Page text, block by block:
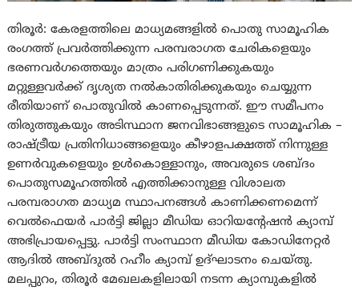
തിരൂർ: കേരളത്തിലെ മാധ്യമങ്ങളിൽ പൊതു സാമൂഹിക
രംഗത്ത് പ്രവർത്തിക്കുന്ന പരമ്പരാഗത ചേരികളെയും
ഭരണവർഗത്തെയും മാത്രം പരിഗണിക്കുകയും
മറ്റുള്ളവർക്ക് ദൃശ്യത നൽകാതിരിക്കുകയും ചെയ്യുന്ന
രീതിയാണ് പൊതുവിൽ കാണപ്പെടുന്നത്. ഈ സമീപനം
തിരുത്തുകയും അടിസ്ഥാന ജനവിഭാങ്ങളുടെ സാമൂഹിക –
രാഷ്ട്രീയ പ്രതിനിധാങ്ങളെയും കീഴാളപക്ഷത്ത് നിന്നുള്ള
ഉണർവുകളെയും ഉൾകൊള്ളാനും, അവരുടെ ശബ്ദം
പൊതുസമൂഹത്തിൽ എത്തിക്കാനുള്ള വിശാലത
പരമ്പരാഗത മാധ്യമ സ്ഥാപനങ്ങൾ കാണിക്കണമെന്ന്
വെൽഫെയർ പാർട്ടി ജില്ലാ മീഡിയ ഓറിയന്റേഷൻ ക്യാമ്പ്
അഭിപ്രായപ്പെട്ടു. പാർട്ടി സംസ്ഥാന മീഡിയ കോഡിനേറ്റർ
ആദിൽ അബ്ദുൽ റഹീം ക്യാമ്പ് ഉദ്‌ഘാടനം ചെയ്തു.
മലപ്പുറം, തിരൂർ മേഖലകളിലായി നടന്ന ക്യാമ്പുകളിൽ